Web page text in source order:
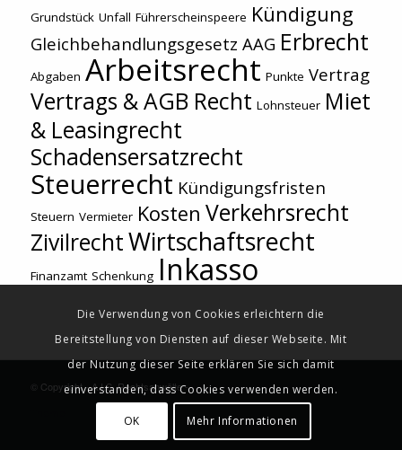
Grundstück Unfall Führerscheinspeere Kündigung
Gleichbehandlungsgesetz AAG Erbrecht
Abgaben Arbeitsrecht Punkte Vertrag
Vertrags & AGB Recht Lohnsteuer Miet
& Leasingrecht
Schadensersatzrecht
Steuerrecht Kündigungsfristen
Steuern Vermieter Kosten Verkehrsrecht
ZivilrechtWirtschaftsrecht
Finanzamt Schenkung Inkasso
© Copyright - A.I.S. Rechtsanwälte -powered by Enfold WordPress
Die Verwendung von Cookies erleichtern die
Bereitstellung von Diensten auf dieser Webseite. Mit
der Nutzung dieser Seite erklären Sie sich damit
einverstanden, dass Cookies verwenden werden.
OK Mehr Informationen